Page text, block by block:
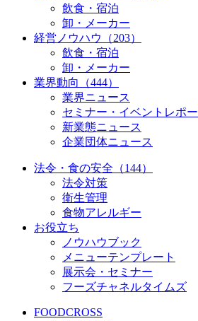
飲食・宿泊
卸・メーカー
経営ノウハウ（203）
飲食・宿泊
卸・メーカー
業界動向（444）
業界ニュース
セミナー・イベントレポー
新業態ニュース
企業団体ニュース
法令・食の安全（144）
法令対策
衛生管理
食物アレルギー
お役立ち
ノウハウブック
メニューテンプレート
展示会・セミナー
フーズチャネルタイムズ
FOODCROSS